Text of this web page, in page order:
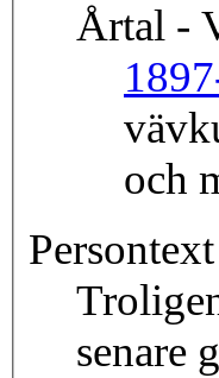
Årtal -
och
Persontext
senare